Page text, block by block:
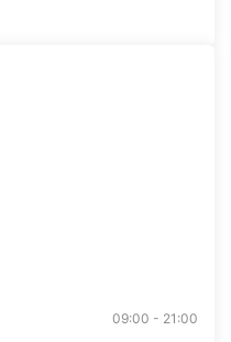
09:00 - 21:00